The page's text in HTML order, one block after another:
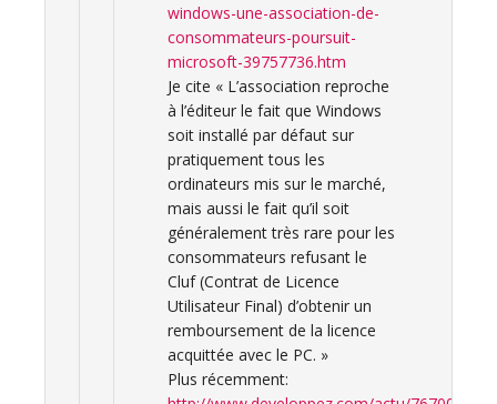
windows-une-association-de-
consommateurs-poursuit-
microsoft-39757736.htm
Je cite « L’association reproche
à l’éditeur le fait que Windows
soit installé par défaut sur
pratiquement tous les
ordinateurs mis sur le marché,
mais aussi le fait qu’il soit
généralement très rare pour les
consommateurs refusant le
Cluf (Contrat de Licence
Utilisateur Final) d’obtenir un
remboursement de la licence
acquittée avec le PC. »
Plus récemment: